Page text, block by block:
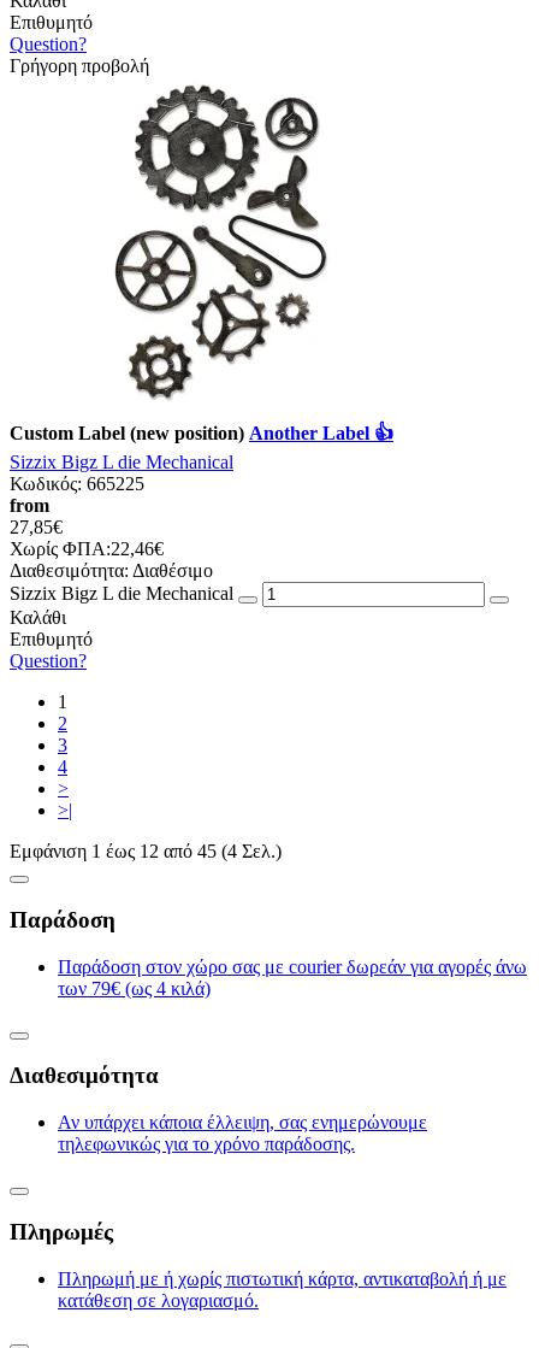
Επιθυμητό
Question?
Γρήγορη προβολή
Custom Label (new position) Another Label 👍
Sizzix Bigz L die Mechanical
Κωδικός: 665225
from
27,85€
Χωρίς ΦΠΑ:22,46€
Διαθεσιμότητα: Διαθέσιμο
Sizzix Bigz L die Mechanical
Καλάθι
Επιθυμητό
Question?
1
2
3
4
>
>|
Εμφάνιση 1 έως 12 από 45 (4 Σελ.)
Παράδοση
Παράδοση στον χώρο σας με courier δωρεάν για αγορές άνω
των 79€ (ως 4 κιλά)
Διαθεσιμότητα
Αν υπάρχει κάποια έλλειψη, σας ενημερώνουμε
τηλεφωνικώς για το χρόνο παράδοσης.
Πληρωμές
Πληρωμή με ή χωρίς πιστωτική κάρτα, αντικαταβολή ή με
κατάθεση σε λογαριασμό.